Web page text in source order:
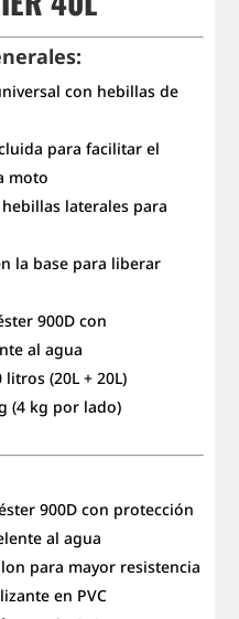
con hebillas de
para facilitar el
moto
laterales para
la base para liberar
900D con
al agua
(20L + 20L)
(4 kg por lado)
900D con protección
al agua
para mayor resistencia
en PVC